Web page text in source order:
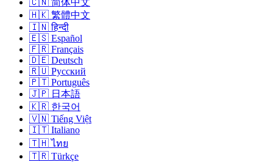
🇭🇰 繁體中文
🇮🇳 हिन्दी
🇪🇸 Español
🇫🇷 Français
🇩🇪 Deutsch
🇷🇺 Русский
🇵🇹 Português
🇯🇵 日本語
🇰🇷 한국어
🇻🇳 Tiếng Việt
🇮🇹 Italiano
🇹🇭 ไทย
🇹🇷 Türkçe